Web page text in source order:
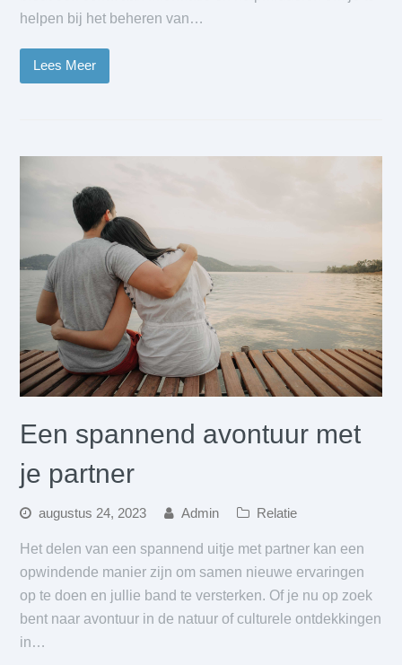
helpen bij het beheren van…
Lees Meer
Een spannend avontuur met
je partner
augustus 24, 2023 Admin Relatie
Het delen van een spannend uitje met partner kan een
opwindende manier zijn om samen nieuwe ervaringen
op te doen en jullie band te versterken. Of je nu op zoek
bent naar avontuur in de natuur of culturele ontdekkingen
in…